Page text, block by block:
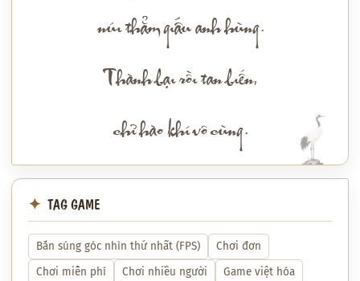
núi thẳm giấu anh hùng.
Thành bại rồi tan biến,
chỉ hào khí vô cùng.
TAG GAME
Bắn súng góc nhìn thứ nhất (FPS)
Chơi đơn
Chơi miễn phí
Chơi nhiều người
Game việt hóa